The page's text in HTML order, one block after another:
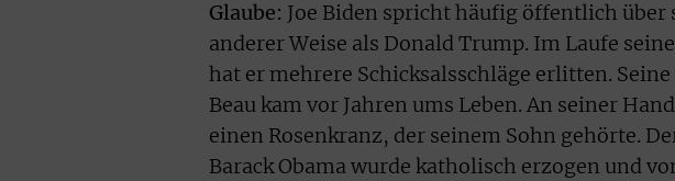
Glaube: Joe Biden spricht häufig öffentlich über
anderer Weise als Donald Trump. Im Laufe
hat er mehrere Schicksalsschläge erlitten.
Beau kam vor Jahren ums Leben. An seiner
einen Rosenkranz, der seinem Sohn gehörte.
Barack Oba­ma wurde katholisch erzogen und